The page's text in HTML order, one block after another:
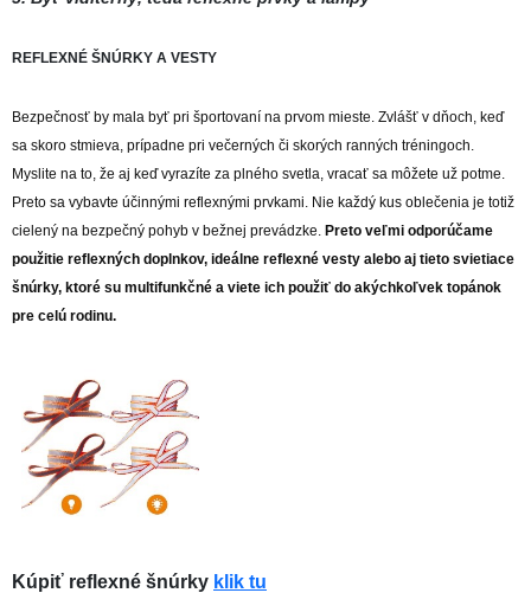
REFLEXNÉ ŠNÚRKY A VESTY
Bezpečnosť by mala byť pri športovaní na prvom mieste. Zvlášť v dňoch, keď
sa skoro stmieva, prípadne pri večerných či skorých ranných tréningoch.
Myslite na to, že aj keď vyrazíte za plného svetla, vracať sa môžete už potme.
Preto sa vybavte účinnými reflexnými prvkami. Nie každý kus oblečenia je totiž
cielený na bezpečný pohyb v bežnej prevádzke. Preto veľmi odporúčame
použitie reflexných doplnkov, ideálne reflexné vesty alebo aj tieto svietiace
šnúrky, ktoré su multifunkčné a viete ich použiť do akýchkoľvek topánok
pre celú rodinu.
Kúpiť reflexné šnúrky klik tu